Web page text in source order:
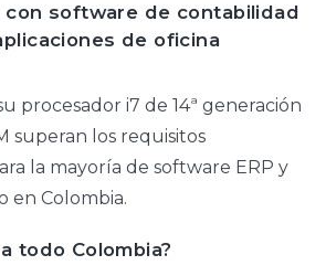
con software de contabilidad
de oficina
procesador i7 de 14ª generación
superan los requisitos
la mayoría de software ERP y
en Colombia.
todo Colombia?